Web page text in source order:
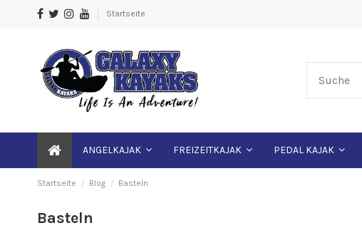
Startseite
ANGELKAJAK FREIZEITKAJAK PEDAL KAJAK
Startseite Blog Basteln
Basteln